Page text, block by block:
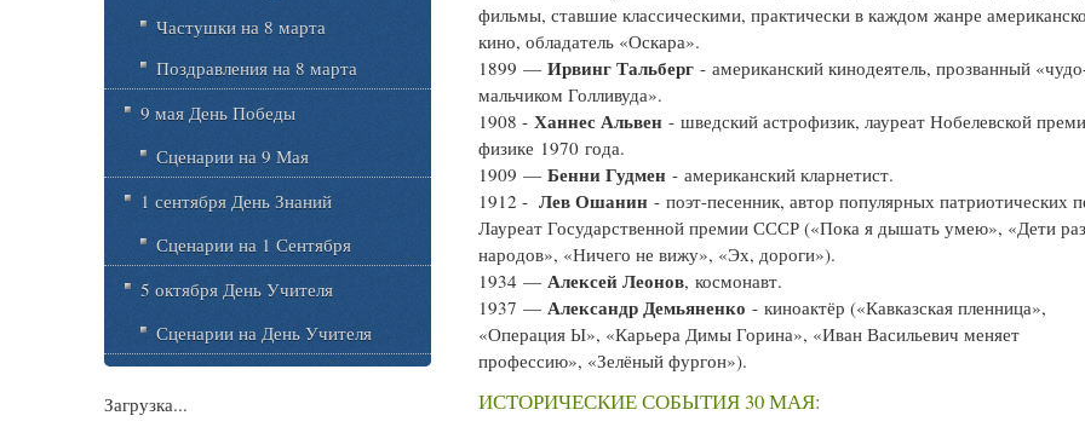
фильмы, ставшие классическими, практически в каждом жанре
кино, обладатель «Оскара».
1899 —Ирвинг Тальберг - американский кинодеятель, прозванный
мальчиком Голливуда».
1908 -Ханнес Альвен - шведский астрофизик, лауреат Нобелевской
физике 1970 года.
1909 —Бенни Гудмен - американский кларнетист.
1912 -Лев Ошанин - поэт-песенник, автор популярных патриотических
Лауреат Государственной премии СССР («Пока я дышать умею», «Дети
народов», «Ничего не вижу», «Эх, дороги»).
1934 —Алексей Леонов, космонавт.
1937 —Александр Демьяненко - киноактёр («Кавказская пленница»,
«Операция Ы», «Карьера Димы Горина», «Иван Васильевич меняет
профессию», «Зелёный фургон»).
ИСТОРИЧЕСКИЕ СОБЫТИЯ 30 МАЯ:
Частушки на 8 марта
Поздравления на 8 марта
9 мая День Победы
Сценарии на 9 Мая
1 сентября День Знаний
Сценарии на 1 Сентября
5 октября День Учителя
Сценарии на День Учителя
Загрузка...